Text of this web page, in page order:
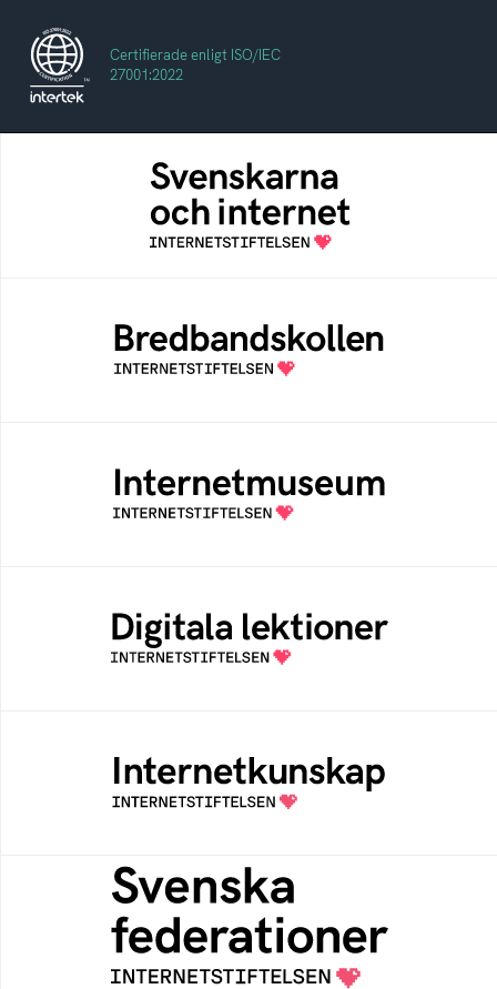
Certifierade enligt ISO/IEC
27001:2022
Svenskarna och internet
En årlig studie av svenska folkets
internetvanor
Bredbandskollen är ett oberoende
konsumentverktyg som drivs av
Internetstiftelsen
Ett digitalt museum som byggts, och kureras
av Internetstiftelsen
Öppen digital lärresurs med färdiga lektioner
för alla stadier i grundskolan
Samlad kunskap som hjälper dig att bli en
säker och medveten internetanvändare
Svenska federationer
Grunden för medlemskap i en sektors- eller
kontextspecifik federation